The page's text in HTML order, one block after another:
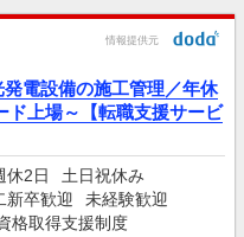
情報提供元
発電設備の施工管理／年休
ド上場～【転職支援サービ
休2日
土日祝休み
新卒歓迎
未経験歓迎
格取得支援制度